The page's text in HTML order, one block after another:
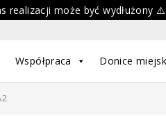
realizacji może być wydłużony ⚠️
Współpraca Donice